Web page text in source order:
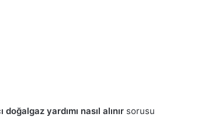
doğalgaz yardımı nasıl alınır sorusu